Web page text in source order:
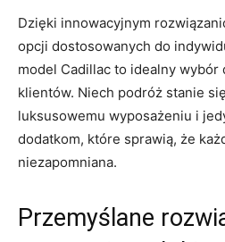
Dzięki innowacyjnym
opcji⁤ dostosowanych do
model Cadillac to idealny wybór
klientów. Niech podróż stanie
luksusowemu wyposażeniu i
dodatkom, które sprawią, że
⁣niezapomniana.
Przemyślane